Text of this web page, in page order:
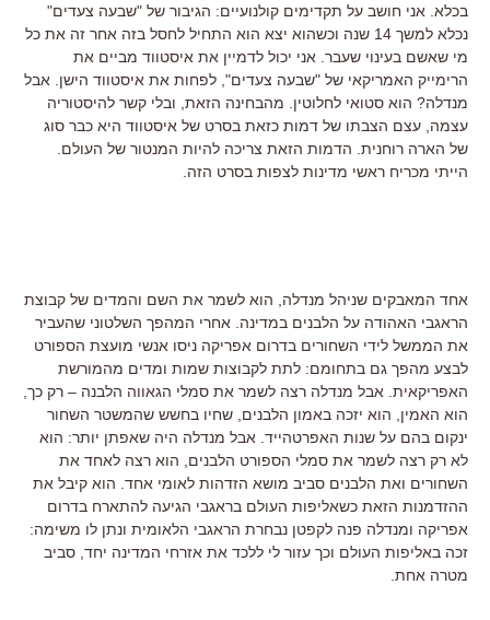
בכלא. אני חושב על תקדימים קולנועיים: הגיבור של "שבעה צעדים"
נכלא למשך 14 שנה וכשהוא יצא הוא התחיל לחסל בזה אחר זה את כל
מי שאשם בעינוי שעבר. אני יכול לדמיין את איסטווד מביים את
הרימייק האמריקאי של "שבעה צעדים", לפחות את איסטווד הישן. אבל
מנדלה? הוא סטואי לחלוטין. מהבחינה הזאת, ובלי קשר להיסטוריה
עצמה, עצם הצבתו של דמות כזאת בסרט של איסטווד היא כבר סוג
של הארה רוחנית. הדמות הזאת צריכה להיות המנטור של העולם.
הייתי מכריח ראשי מדינות לצפות בסרט הזה.
אחד המאבקים שניהל מנדלה, הוא לשמר את השם והמדים של קבוצת
הראגבי האהודה על הלבנים במדינה. אחרי המהפך השלטוני שהעביר
את הממשל לידי השחורים בדרום אפריקה ניסו אנשי מועצת הספורט
לבצע מהפך גם בתחומם: לתת לקבוצות שמות ומדים מהמורשת
האפריקאית. אבל מנדלה רצה לשמר את סמלי הגאווה הלבנה – רק כך,
הוא האמין, הוא יזכה באמון הלבנים, שחיו בחשש שהמשטר השחור
ינקום בהם על שנות האפרטהייד. אבל מנדלה היה שאפתן יותר: הוא
לא רק רצה לשמר את סמלי הספורט הלבנים, הוא רצה לאחד את
השחורים ואת הלבנים סביב מושא הזדהות לאומי אחד. הוא קיבל את
ההזדמנות הזאת כשאליפות העולם בראגבי הגיעה להתארח בדרום
אפריקה ומנדלה פנה לקפטן נבחרת הראגבי הלאומית ונתן לו משימה:
זכה באליפות העולם וכך עזור לי ללכד את אזרחי המדינה יחד, סביב
מטרה אחת.